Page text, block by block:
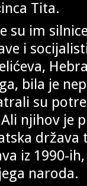
Tita.
su im
i
bila je
su
njihov je
država
iz 1990-
naroda.